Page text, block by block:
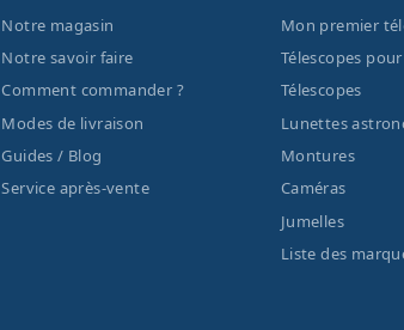
Notre magasin
Notre savoir faire
Comment commander ?
Modes de livraison
Guides / Blog
Service après-vente
Mon premier
Télescopes
Télescopes
Lunettes
Montures
Caméras
Jumelles
Liste des